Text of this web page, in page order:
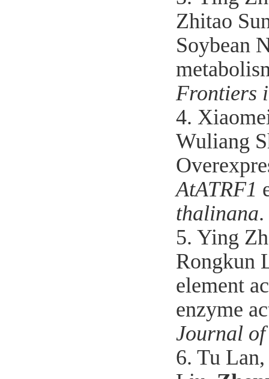
Zhitao
Soybean
Frontiers
4.
Wuliang
AtATRF1
thalinana.
5. Ying
Rongkun
element
enzyme
Journal of
6. Tu